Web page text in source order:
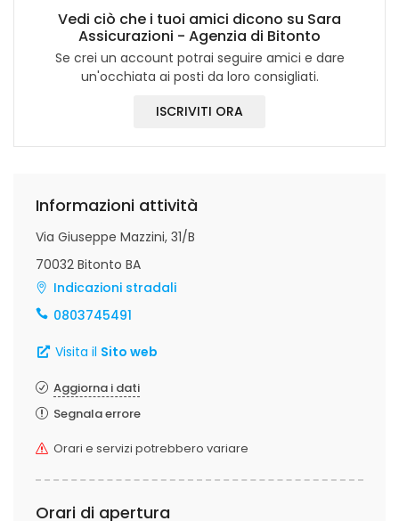
Vedi ciò che i tuoi amici dicono su Sara
Assicurazioni - Agenzia di Bitonto
Se crei un account potrai seguire amici e dare
un'occhiata ai posti da loro consigliati.
ISCRIVITI ORA
Informazioni attività
Via Giuseppe Mazzini, 31/B
70032 Bitonto BA
Indicazioni stradali
0803745491
Visita il Sito web
Aggiorna i dati
Segnala errore
Orari e servizi potrebbero variare
Orari di apertura